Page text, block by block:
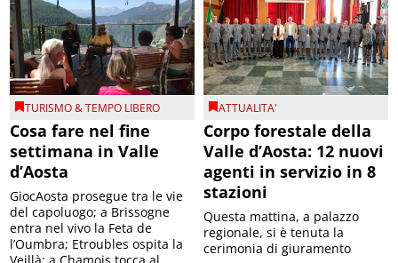
TURISMO & TEMPO LIBERO
Cosa fare nel fine
settimana in Valle
d’Aosta
GiocAosta prosegue tra le vie
del capoluogo; a Brissogne
entra nel vivo la Feta de
l’Oumbra; Etroubles ospita la
ATTUALITA'
Corpo forestale della
Valle d’Aosta: 12 nuovi
agenti in servizio in 8
stazioni
Questa mattina, a palazzo
regionale, si è tenuta la
cerimonia di giuramento